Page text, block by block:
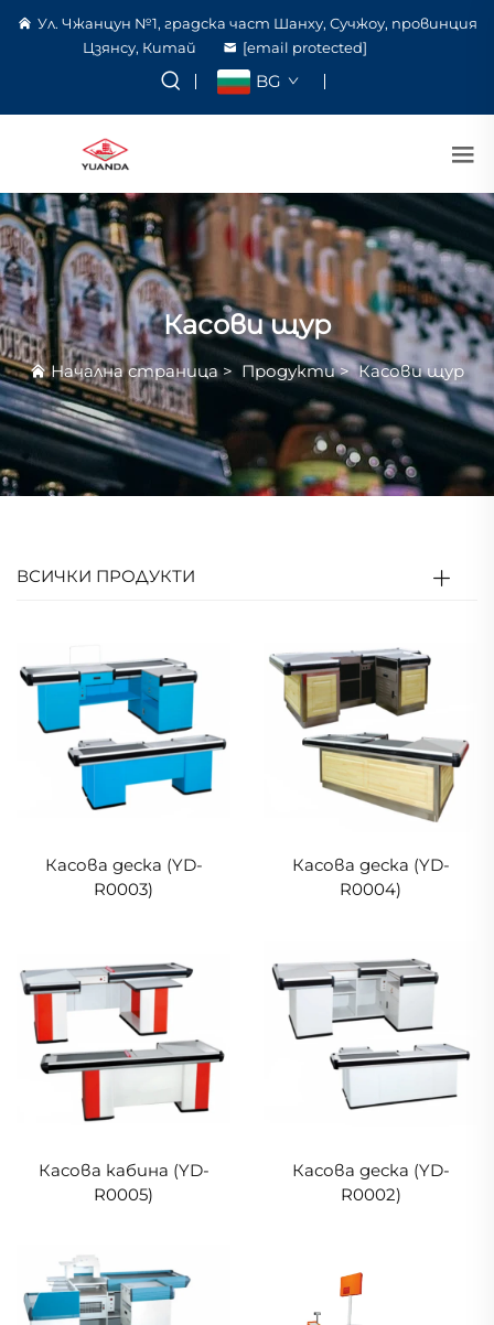
Ул. Чжанцун №1, градска част Шанху, Сучжоу, провинция
Цзянсу, Китай
[email protected]
BG
Касови щур
Начална страница>Продукти>Касови щур
ВСИЧКИ ПРОДУКТИ
Касова деска (YD-
R0003)
Касова деска (YD-
R0004)
Касова кабина (YD-
R0005)
Касова деска (YD-
R0002)